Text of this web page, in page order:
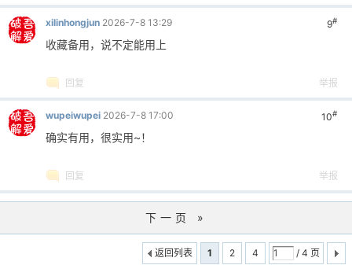
9#
xilinhongjun 2026-7-8 13:29
收藏备用，说不定能用上
回复 举报
10#
wupeiwupei 2026-7-8 17:00
确实有用，很实用~！
回复 举报
下一页 »
1 2 4 / 4 页
返回列表